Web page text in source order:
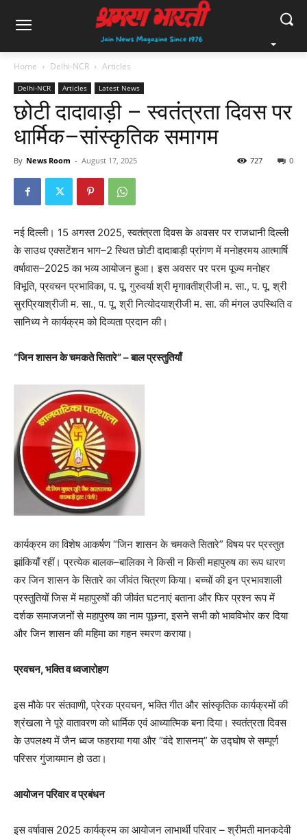
Home Delhi-NCR Articles
Delhi-NCR Articles Latest News
छोटी दादावाड़ी – स्वतंत्रता दिवस पर
धार्मिक–सांस्कृतिक समागम
By News Room - August 17, 2025 0
727
नई दिल्ली। 15 अगस्त 2025, स्वतंत्रता दिवस के अवसर पर राजधानी दिल्ली
के साउथ एक्सटेंशन भाग–2 स्थित छोटी दादाबाड़ी प्रांगण में मनोहरमय आत्मार्षि
वर्षावास–2025 का भव्य आयोजन हुआ। इस अवसर पर परम पूज्य मनोहर
विभूति, प्रवचन प्रभाविका, प. पू, गुरुवर्या श्री मृगावतीश्रीजी म. सा., प. पू. श्री
सुरप्रियाश्रीजी म. सा., प. पू. श्री नित्योदयाश्रीजी म. सा. की मंगल उपस्थिति व
सानिध्य ने कार्यक्रम को दिव्यता प्रदान की।
“जिन शासन के चमकते सितारे” – बाल प्रस्तुतियाँ
कार्यक्रम का विशेष आकर्षण “जिन शासन के चमकते सितारे” विषय पर प्रस्तुत
झांकियाँ रहीं। प्रत्येक बालक–बालिका ने किसी न किसी महापुरुष का रूप धारण
कर जिन शासन के सितारे का जीवंत चित्रण किया। बच्चों की इन प्रभावशाली
प्रस्तुतियों जिस में महापुरुषों की जीवंत घटनाएं बताना और फिर प्रश्न रूप में
दर्शक समाजजनों से महापुरुष का नाम पूछना, इसने सभी को भावविभोर कर दिया
और जिन शासन की महिमा का गहन स्मरण कराया।
प्रवचन, भक्ति व ध्वजारोहण
इस मौके पर संतवाणी, प्रेरक प्रवचन, भक्ति गीत और सांस्कृतिक कार्यक्रमों की
श्रंखला ने पूरे वातावरण को धार्मिक एवं आध्यात्मिक बना दिया। स्वतंत्रता दिवस
के उपलक्ष्य में जैन ध्वज फहराया गया और “वंदे शासनम्” के उद्घोष से सम्पूर्ण
परिसर गुंजायमान हो उठा।
आयोजन परिवार व प्रबंधन
इस वर्षावास 2025 कार्यक्रम का आयोजन लाभार्थी परिवार – श्रीमती मानकदेवी